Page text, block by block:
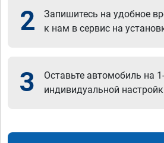
2
Запишитесь на удобное
к нам в сервис на
3
Оставьте автомобиль на
индивидуальной